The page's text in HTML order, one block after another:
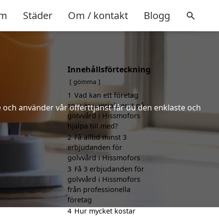
Städer Om / kontakt Blogg
använder vår offerttjänst får du den enklaste och
Innehållsförteckning
gömma
1 Vad kan ett företag
som är specialiserat på
golvvård i Hissmofors
hjälpa till med?
2 Få alltid minst 3
erbjudanden för
golvvård i Hissmofors
3 Få 3 erbjudanden för
golvvård i Hissmofors
från professionella
företag
4 Hur mycket kostar